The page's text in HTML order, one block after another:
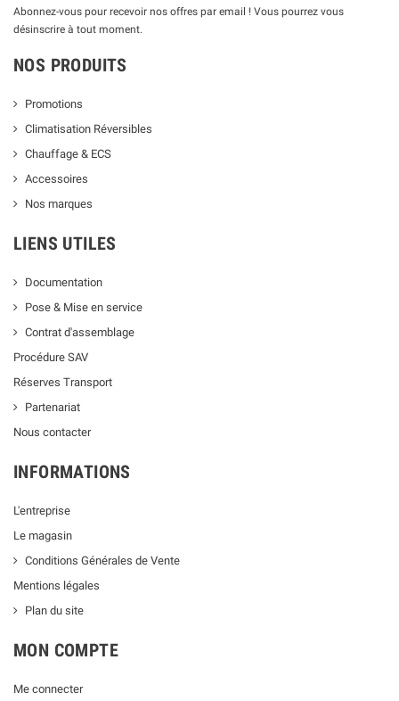
Abonnez-vous pour recevoir nos offres par email ! Vous pourrez vous
désinscrire à tout moment.
NOS PRODUITS
Promotions
Climatisation Réversibles
Chauffage & ECS
Accessoires
Nos marques
LIENS UTILES
Documentation
Pose & Mise en service
Contrat d'assemblage
Procédure SAV
Réserves Transport
Partenariat
Nous contacter
INFORMATIONS
L'entreprise
Le magasin
Conditions Générales de Vente
Mentions légales
Plan du site
MON COMPTE
Me connecter